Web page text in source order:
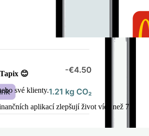
😊
své klienty.
aplikací zlepšují život více než 73